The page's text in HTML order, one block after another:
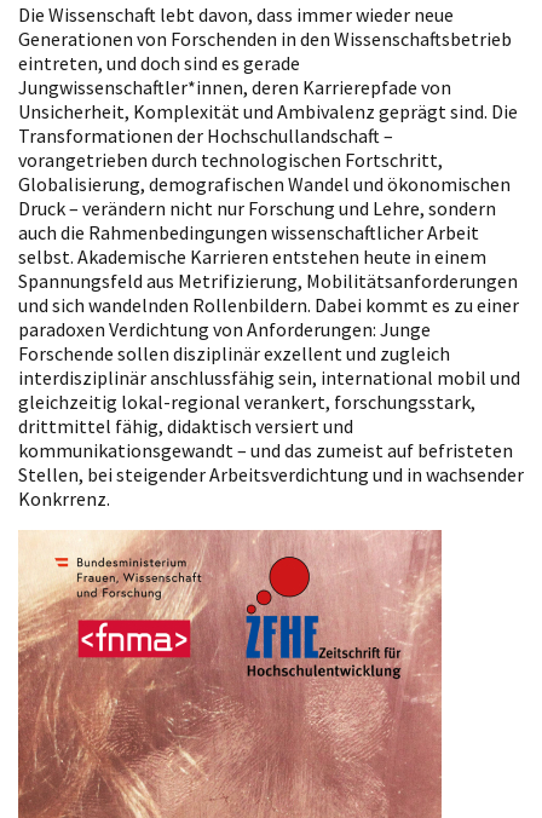
Die Wissenschaft lebt davon, dass immer wieder neue
Generationen von Forschenden in den Wissenschaftsbetrieb
eintreten, und doch sind es gerade
Jungwissenschaftler*innen, deren Karrierepfade von
Unsicherheit, Komplexität und Ambivalenz geprägt sind. Die
Transformationen der Hochschullandschaft –
vorangetrieben durch technologischen Fortschritt,
Globalisierung, demografischen Wandel und ökonomischen
Druck – verändern nicht nur Forschung und Lehre, sondern
auch die Rahmenbedingungen wissenschaftlicher Arbeit
selbst. Akademische Karrieren entstehen heute in einem
Spannungsfeld aus Metrifizierung, Mobilitätsanforderungen
und sich wandelnden Rollenbildern. Dabei kommt es zu einer
paradoxen Verdichtung von Anforderungen: Junge
Forschende sollen disziplinär exzellent und zugleich
interdisziplinär anschlussfähig sein, international mobil und
gleichzeitig lokal-regional verankert, forschungsstark,
drittmittel fähig, didaktisch versiert und
kommunikationsgewandt – und das zumeist auf befristeten
Stellen, bei steigender Arbeitsverdichtung und in wachsender
Konkrrenz.